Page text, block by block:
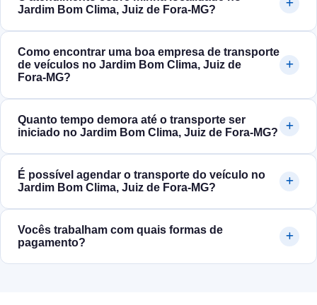
Jardim Bom Clima, Juiz de Fora‑MG?
Como encontrar uma boa empresa de transporte
de veículos no Jardim Bom Clima, Juiz de
Fora‑MG?
Quanto tempo demora até o transporte ser
iniciado no Jardim Bom Clima, Juiz de Fora‑MG?
É possível agendar o transporte do veículo no
Jardim Bom Clima, Juiz de Fora‑MG?
Vocês trabalham com quais formas de
pagamento?